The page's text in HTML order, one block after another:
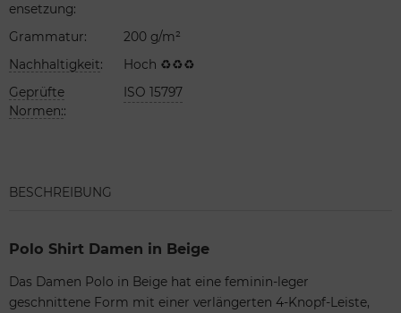
ensetzung:
Grammatur:
200 g/m²
Nachhaltigkeit:
Hoch ♻♻♻
Geprüfte
Normen::
ISO 15797
BESCHREIBUNG
Polo Shirt Damen in Beige
Das Damen Polo in Beige hat eine feminin-leger
geschnittene Form mit einer verlängerten 4-Knopf-Leiste,